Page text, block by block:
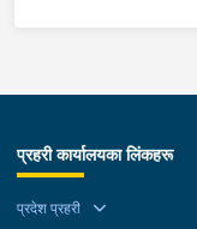
प्रहरी कार्यालयका लिंकहरू
प्रदेश प्रहरी